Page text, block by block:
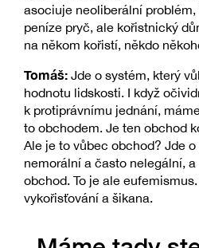
asociuje neoliberální
peníze pryč, ale kořistnický
na někom kořistí, někdo
Tomáš: Jde o systém, který
hodnotu lidskosti. I když
k protiprávnímu jednání,
to obchodem. Je ten obchod
Ale je to vůbec obchod? Jde
nemorální a často nelegální,
obchod. To je ale
vykořisťování a šikana.